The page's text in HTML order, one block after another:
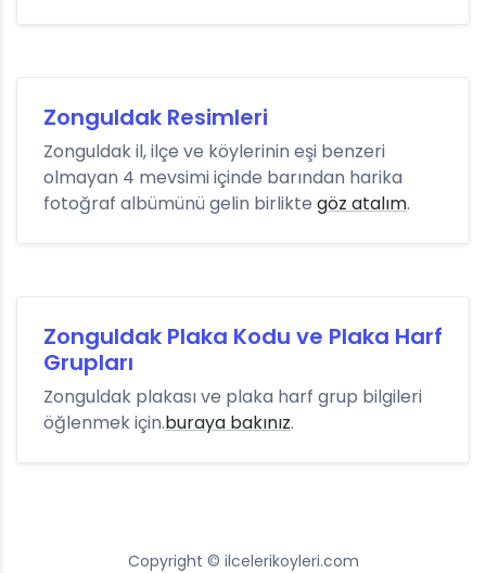
Zonguldak Resimleri
Zonguldak il, ilçe ve köylerinin eşi benzeri
olmayan 4 mevsimi içinde barından harika
fotoğraf albümünü gelin birlikte göz atalım.
Zonguldak Plaka Kodu ve Plaka Harf
Grupları
Zonguldak plakası ve plaka harf grup bilgileri
öğlenmek için.buraya bakınız.
Copyright © ilcelerikoyleri.com